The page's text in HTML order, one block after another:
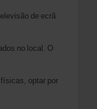
de ecrã
no local. O
optar por